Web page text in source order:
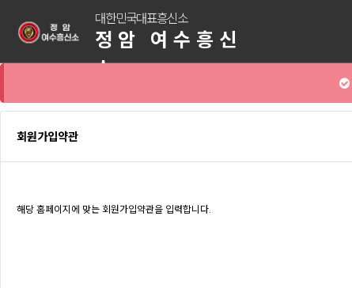
대한민국대표흥신소
정암 여수흥신
소
회원가입약관